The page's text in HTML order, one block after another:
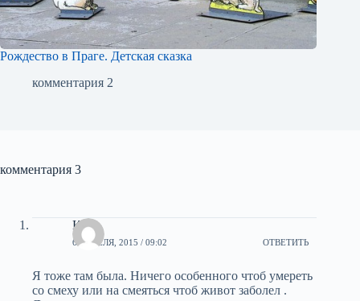
Рождество в Праге. Детская сказка
комментария 2
комментария 3
Кет
6 АПРЕЛЯ, 2015 / 09:02 ОТВЕТИТЬ
Я тоже там была. Ничего особенного чтоб умереть
со смеху или на смеяться чтоб живот заболел .